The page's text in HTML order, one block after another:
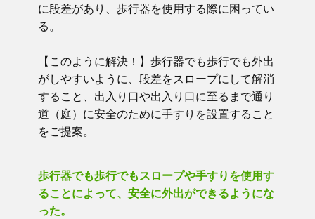
に段差があり、歩行器を使用する際に困ってい
る。
【このように解決！】​​ 歩行器でも歩行でも外出
がしやすいように、段差をスロープにして解消
すること、出入り口や出入り口に至るまで通り
道（庭）に安全のために手すりを設置すること
をご提案。
歩行器でも歩行でもスロープや手すりを使用す
ることによって、安全に外出ができるようにな
った。